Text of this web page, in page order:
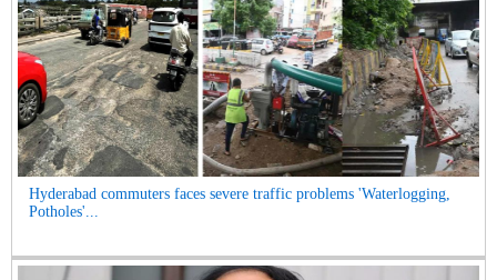
Hyderabad commuters faces severe traffic problems 'Waterlogging,
Potholes'...